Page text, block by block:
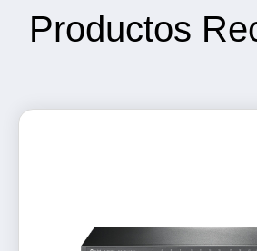
Productos